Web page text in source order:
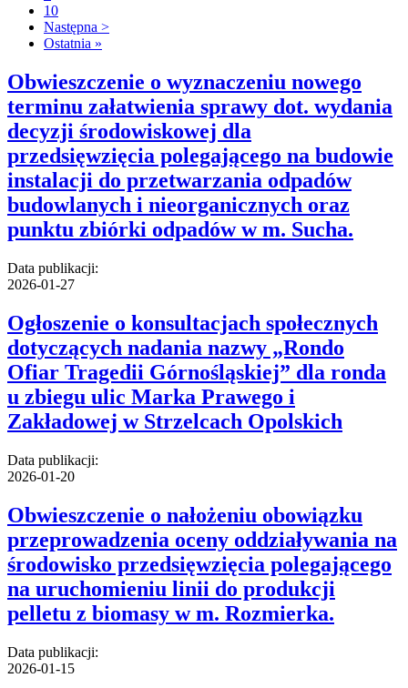
10
Następna >
Ostatnia »
Obwieszczenie o wyznaczeniu nowego
terminu załatwienia sprawy dot. wydania
decyzji środowiskowej dla
przedsięwzięcia polegającego na budowie
instalacji do przetwarzania odpadów
budowlanych i nieorganicznych oraz
punktu zbiórki odpadów w m. Sucha.
Data publikacji:
2026-01-27
Ogłoszenie o konsultacjach społecznych
dotyczących nadania nazwy „Rondo
Ofiar Tragedii Górnośląskiej” dla ronda
u zbiegu ulic Marka Prawego i
Zakładowej w Strzelcach Opolskich
Data publikacji:
2026-01-20
Obwieszczenie o nałożeniu obowiązku
przeprowadzenia oceny oddziaływania na
środowisko przedsięwzięcia polegającego
na uruchomieniu linii do produkcji
pelletu z biomasy w m. Rozmierka.
Data publikacji:
2026-01-15